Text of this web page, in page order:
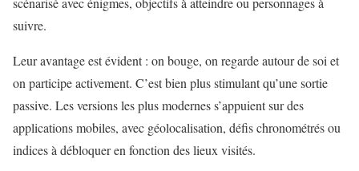
suivre.
Leur avantage est évident : on bouge, on regarde autour de soi et
on participe activement. C’est bien plus stimulant qu’une sortie
passive. Les versions les plus modernes s’appuient sur des
applications mobiles, avec géolocalisation, défis chronométrés ou
indices à débloquer en fonction des lieux visités.